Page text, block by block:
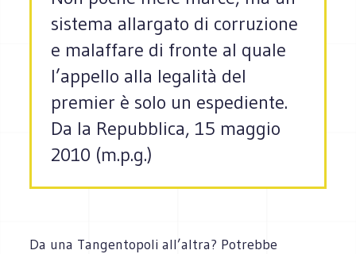
sistema allargato di corruzione
e malaffare di fronte al quale
l’appello alla legalità del
premier è solo un espediente.
Da la Repubblica, 15 maggio
2010 (m.p.g.)
Da una Tangentopoli all’altra? Potrebbe